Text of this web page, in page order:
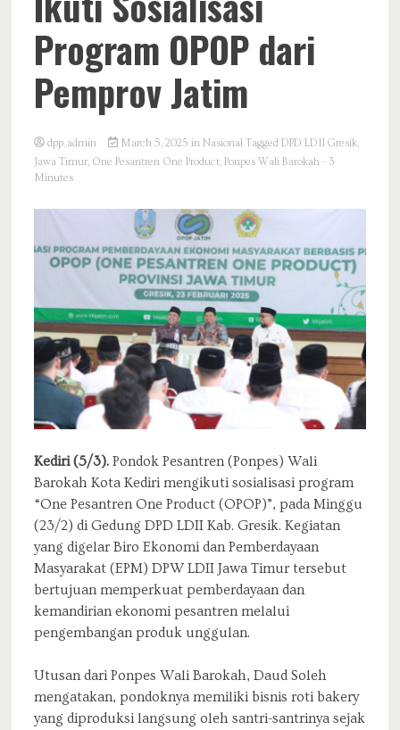
Program OPOP dari
Pemprov Jatim
dpp_admin March 5, 2025 in Nasional Tagged DPD LDII Gresik
Jawa Timur One Pesantren One Product ,Ponpes Wali Barokah - 3
Minutes
Kediri (5/3). Pondok Pesantren (Ponpes) Wali
Barokah Kota Kediri mengikuti sosialisasi program
“One Pesantren One Product (OPOP)”, pada Minggu
(23/2) di Gedung DPD LDII Kab. Gresik. Kegiatan
yang digelar Biro Ekonomi dan Pemberdayaan
Masyarakat (EPM) DPW LDII Jawa Timur tersebut
bertujuan memperkuat pemberdayaan dan
kemandirian ekonomi pesantren melalui
pengembangan produk unggulan.
Utusan dari Ponpes Wali Barokah, Daud Soleh
mengatakan, pondoknya memiliki bisnis roti bakery
yang diproduksi langsung oleh santri-santrinya sejak